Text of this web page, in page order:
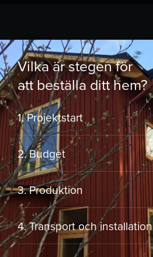
Vilka är stegen för
att beställa ditt hem?
1. Projektstart
2. Budget
3. Produktion
4. Transport och installation